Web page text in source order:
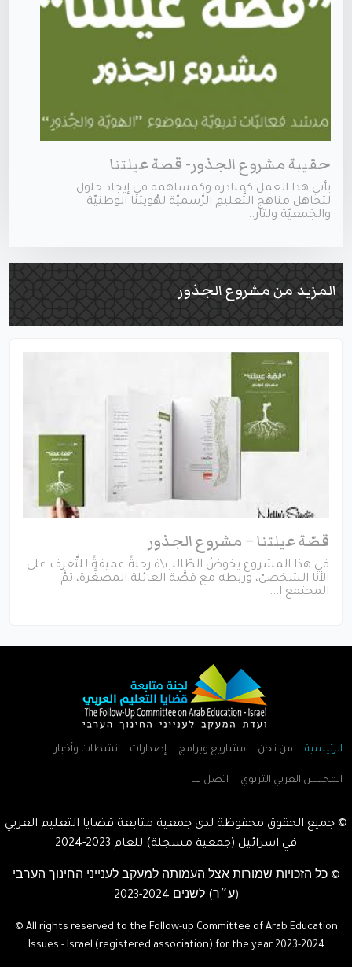
حقيبة مشروع الجذور- قصة عيلتنا
يأتي هذا العمل كمبادرة وكمساهمة في إيجاد حلول
لتجاهل مناهج التَّعليمِ الرَّسميّة لهُويتنا الوطنيّة
والجَمعيّة ولتار...
المزيد من مشروع الجذور
قصّة عيلتنا – مشروع الجذور
في هذا المشروع يخوضُ الطّالب\ة رحلةً عميقةً للتَّعرف على
الأنا الشخصيّ، وربطه مع قصَّة العائلة المصغَّرة، ثمَّ
المجتمع ا...
الرئيسية من نحن مشاريع وبرامج إصدارات نشطات وأخبار
المجلس العربي التربوي اتصل بنا
© جميع الحقوق محفوظة لدى جمعية متابعة قضايا التعليم العربي
في اسرائيل (جمعية مسجلة) للعام
© כל הזכויות שמורות אצל העמותה למעקב לענייני החינוך הערבי
(ע״ר) לשנים
© All rights reserved to the Follow-up Committee of Arab Education
Issues - Israel (registered association) for the year2023-2024